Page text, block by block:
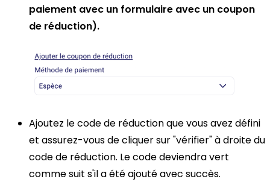
paiement avec un formulaire avec un coupon
de réduction).
Ajoutez le code de réduction que vous avez défini
et assurez-vous de cliquer sur "vérifier" à droite du
code de réduction. Le code deviendra vert
comme suit s'il a été ajouté avec succès.